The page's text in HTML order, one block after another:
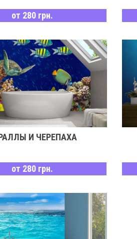
от 280 грн.
И ЧЕРЕПАХА
от 280 грн.